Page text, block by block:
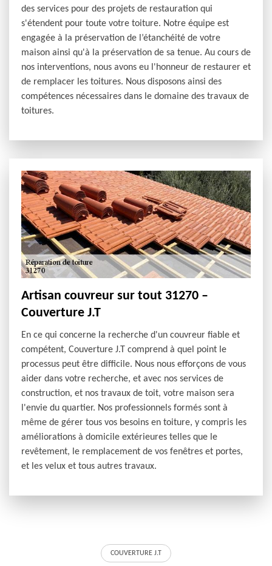
des services pour des projets de restauration qui
s'étendent pour toute votre toiture. Notre équipe est
engagée à la préservation de l’étanchéité de votre
maison ainsi qu'à la préservation de sa tenue. Au cours de
nos interventions, nous avons eu l'honneur de restaurer et
de remplacer les toitures. Nous disposons ainsi des
compétences nécessaires dans le domaine des travaux de
toitures.
Artisan couvreur sur tout 31270 –
Couverture J.T
En ce qui concerne la recherche d'un couvreur fiable et
compétent, Couverture J.T comprend à quel point le
processus peut être difficile. Nous nous efforçons de vous
aider dans votre recherche, et avec nos services de
construction, et nos travaux de toit, votre maison sera
l'envie du quartier. Nos professionnels formés sont à
même de gérer tous vos besoins en toiture, y compris les
améliorations à domicile extérieures telles que le
revêtement, le remplacement de vos fenêtres et portes,
et les velux et tous autres travaux.
COUVERTURE J.T